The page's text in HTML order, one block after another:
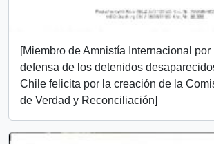
[Miembro de Amnistía Internacional por
defensa de los detenidos
Chile felicita por la creación de la
de Verdad y Reconciliación]